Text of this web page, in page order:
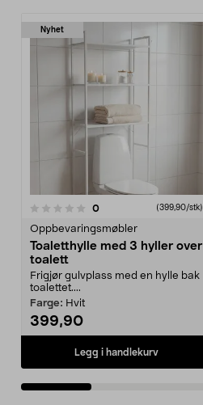
Nyhet
0anmeldelser (399,90/stk)
Oppbevaringsmøbler
Toaletthylle med 3 hyller over
toalett
Frigjør gulvplass med en hylle bak
toalettet....
Farge: Hvit
399,90
Legg i handlekurv
3.5 av 5 stjerner